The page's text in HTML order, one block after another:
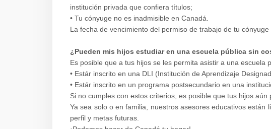
institución privada que confiera títulos;
• Tu cónyuge no es inadmisible en Canadá.
La fecha de vencimiento del permiso de trabajo de tu
¿Pueden mis hijos estudiar en una escuela pública sin
Es posible que a tus hijos se les permita asistir a una
• Estár inscrito en una DLI (Institución de Aprendizaje
• Estár inscrito en un programa postsecundario en una
Si no cumples con estos criterios, es posible que tus hijos
Ya sea solo o en familia, nuestros asesores educativos
perfil y metas futuras.